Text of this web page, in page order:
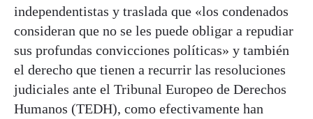
independentistas y traslada que «los condenados
consideran que no se les puede obligar a repudiar
sus profundas convicciones políticas» y también
el derecho que tienen a recurrir las resoluciones
judiciales ante el Tribunal Europeo de Derechos
Humanos (TEDH), como efectivamente han